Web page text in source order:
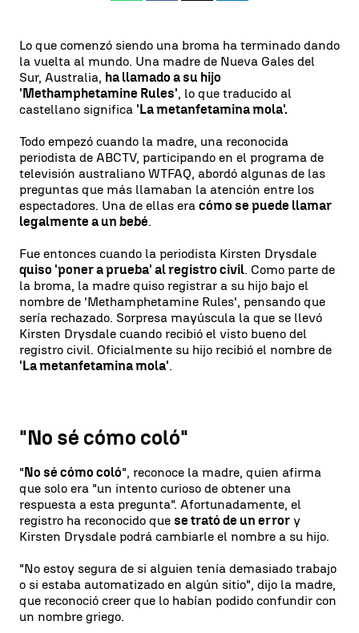
Lo que comenzó siendo una broma ha terminado dando
la vuelta al mundo. Una madre de Nueva Gales del
Sur, Australia, ha llamado a su hijo
'Methamphetamine Rules', lo que traducido al
castellano significa 'La metanfetamina mola'.
Todo empezó cuando la madre, una reconocida
periodista de ABCTV, participando en el programa de
televisión australiano WTFAQ, abordó algunas de las
preguntas que más llamaban la atención entre los
espectadores. Una de ellas era cómo se puede llamar
legalmente a un bebé.
Fue entonces cuando la periodista Kirsten Drysdale
quiso 'poner a prueba' al registro civil. Como parte de
la broma, la madre quiso registrar a su hijo bajo el
nombre de 'Methamphetamine Rules', pensando que
sería rechazado. Sorpresa mayúscula la que se llevó
Kirsten Drysdale cuando recibió el visto bueno del
registro civil. Oficialmente su hijo recibió el nombre de
'La metanfetamina mola'.
"No sé cómo coló"
"No sé cómo coló", reconoce la madre, quien afirma
que solo era "un intento curioso de obtener una
respuesta a esta pregunta". Afortunadamente, el
registro ha reconocido que se trató de un error y
Kirsten Drysdale podrá cambiarle el nombre a su hijo.
"No estoy segura de si alguien tenía demasiado trabajo
o si estaba automatizado en algún sitio", dijo la madre,
que reconoció creer que lo habían podido confundir con
un nombre griego.